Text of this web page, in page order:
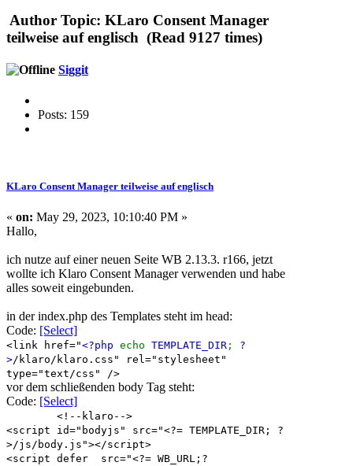
Author Topic: KLaro Consent Manager
teilweise auf englisch (Read 9127 times)
Siggit
Posts: 159
KLaro Consent Manager teilweise auf englisch
« on: May 29, 2023, 10:10:40 PM »
Hallo,
ich nutze auf einer neuen Seite WB 2.13.3. r166, jetzt
wollte ich Klaro Consent Manager verwenden und habe
alles soweit eingebunden.
in der index.php des Templates steht im head:
Code: [Select]
<link href="<?php echo TEMPLATE_DIR ; ?
>/klaro/klaro.css" rel="stylesheet"
type="text/css" />
vor dem schließenden body Tag steht:
Code: [Select]
<!--klaro-->
<script id="bodyjs" src="<?= TEMPLATE_DIR; ?
>/js/body.js"></script>
<script defer src="<?= WB_URL;?